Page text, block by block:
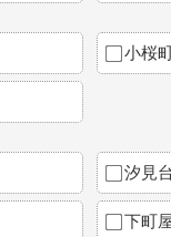
小桜
汐見
下町